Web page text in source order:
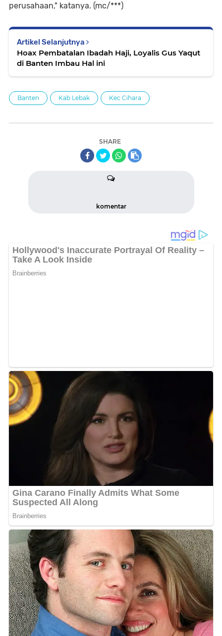
perusahaan," katanya. (mc/***)
Artikel Selanjutnya
Hoax Pembatalan Ibadah Haji, Loyalis Gus Yaqut
di Banten Imbau Hal ini
Banten Kab Lebak Kec Cihara
SHARE
komentar